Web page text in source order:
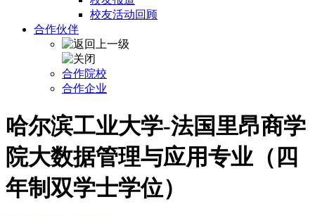
校友活动回顾
合作伙伴
合作院校
合作企业
哈尔滨工业大学-法国里昂商学
院大数据管理与应用专业（四
年制双学士学位）